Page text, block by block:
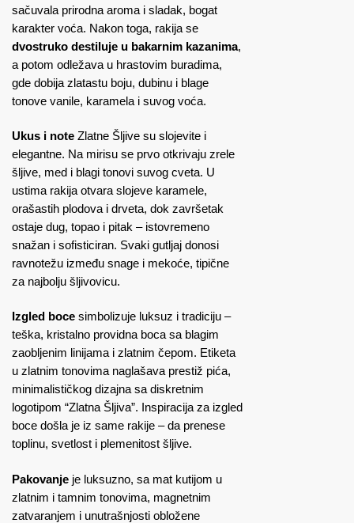
sačuvala prirodna aroma i sladak, bogat
karakter voća. Nakon toga, rakija se
dvostruko destiluje u bakarnim kazanima,
a potom odležava u hrastovim buradima,
gde dobija zlatastu boju, dubinu i blage
tonove vanile, karamela i suvog voća.
Ukus i note Zlatne Šljive su slojevite i
elegantne. Na mirisu se prvo otkrivaju zrele
šljive, med i blagi tonovi suvog cveta. U
ustima rakija otvara slojeve karamele,
orašastih plodova i drveta, dok završetak
ostaje dug, topao i pitak – istovremeno
snažan i sofisticiran. Svaki gutljaj donosi
ravnotežu između snage i mekoće, tipične
za najbolju šljivovicu.
Izgled boce simbolizuje luksuz i tradiciju –
teška, kristalno providna boca sa blagim
zaobljenim linijama i zlatnim čepom. Etiketa
u zlatnim tonovima naglašava prestiž pića,
minimalističkog dizajna sa diskretnim
logotipom “Zlatna Šljiva”. Inspiracija za izgled
boce došla je iz same rakije – da prenese
toplinu, svetlost i plemenitost šljive.
Pakovanje je luksuzno, sa mat kutijom u
zlatnim i tamnim tonovima, magnetnim
zatvaranjem i unutrašnjosti obložene